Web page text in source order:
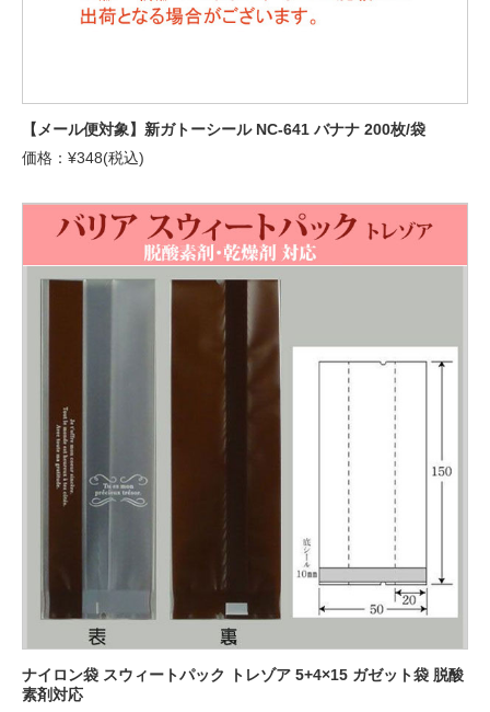
【メール便対象】新ガトーシール NC-641 バナナ 200枚/袋
価格：¥348(税込)
ナイロン袋 スウィートパック トレゾア 5+4×15 ガゼット袋 脱酸
素剤対応